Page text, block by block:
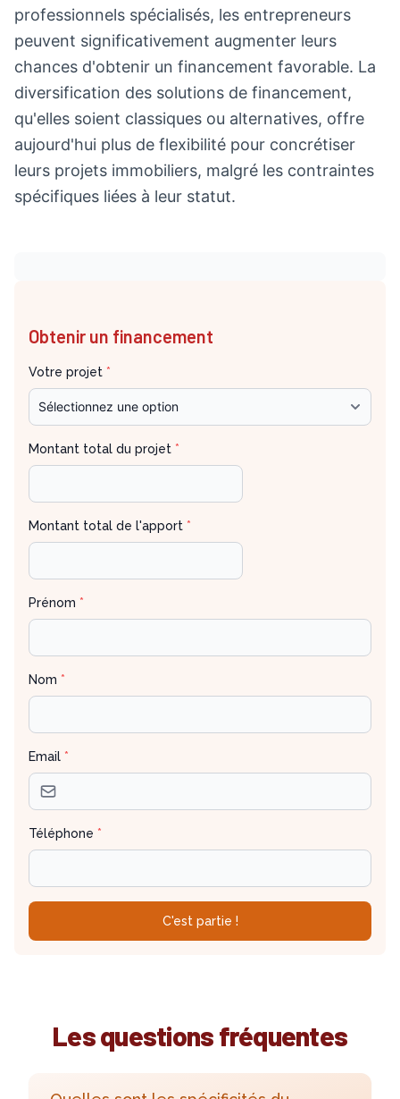
professionnels spécialisés, les entrepreneurs
peuvent significativement augmenter leurs
chances d'obtenir un financement favorable. La
diversification des solutions de financement,
qu'elles soient classiques ou alternatives, offre
aujourd'hui plus de flexibilité pour concrétiser
leurs projets immobiliers, malgré les contraintes
spécifiques liées à leur statut.
Obtenir un financement
Votre projet *
Montant total du projet *
Montant total de l'apport *
Prénom *
Nom *
Email *
Téléphone *
C'est partie !
Les questions fréquentes